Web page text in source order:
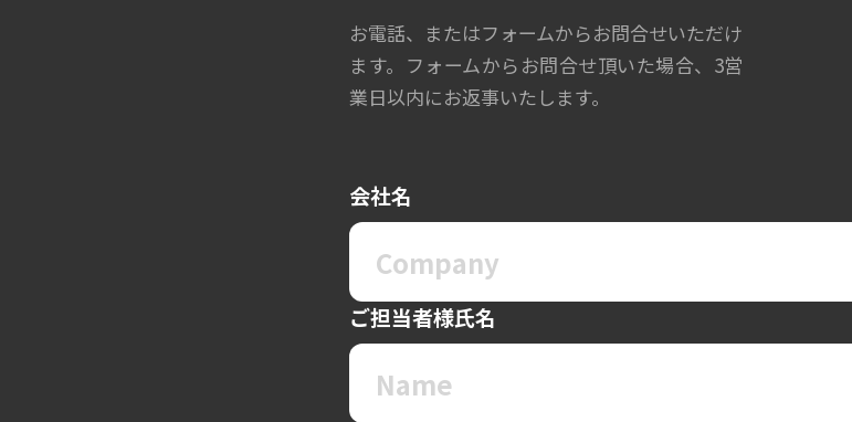
お電話、またはフォームからお問合せいただけ
ます。フォームからお問合せ頂いた場合、3営
業日以内にお返事いたします。
会社名
ご担当者様氏名